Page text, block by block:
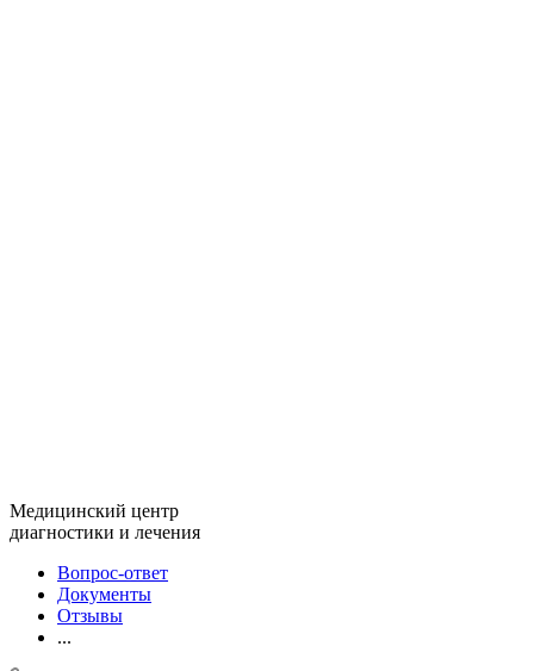
Медицинский центр
диагностики и лечения
Вопрос-ответ
Документы
Отзывы
...